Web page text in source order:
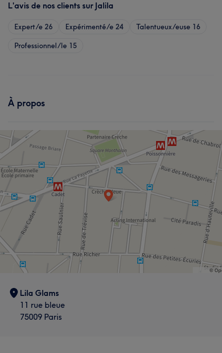
L'avis de nos clients sur Jalila
Expert/e 26 Expérimenté/e 24 Talentueux/euse 16
Professionnel/le 15
À propos
Lila Glams
11 rue bleue
75009 Paris